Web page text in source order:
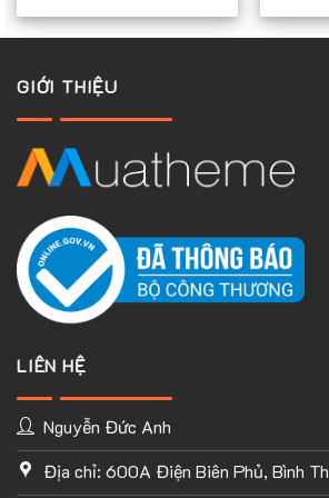
do dúng tôi làm đều hỗ trợ tốt tất cả
TÙY CHỈNH WEBSITE THEO PHONG
GIỚI THIỆU
LIÊN HỆ
Nguyễn Đức Anh
Địa chỉ: 600A Điện Biên Phủ, Bình